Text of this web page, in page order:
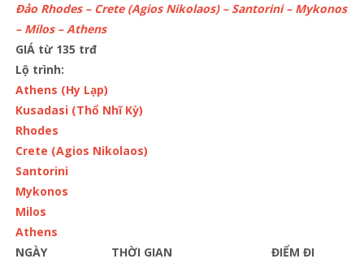
Đảo Rhodes – Crete (Agios Nikolaos) – Santorini – Mykonos
– Milos – Athens
GIÁ từ 135 trđ
Lộ trình:
Athens (Hy Lạp)
Kusadasi (Thổ Nhĩ Kỳ)
Rhodes
Crete (Agios Nikolaos)
Santorini
Mykonos
Milos
Athens
NGÀY
THỜI GIAN
ĐIỂM ĐI